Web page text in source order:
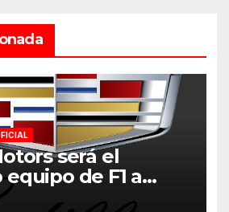
será el
de F1 a